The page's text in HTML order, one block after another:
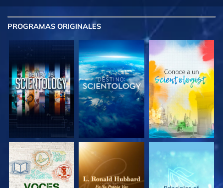
PROGRAMAS ORIGINALES
EXPLORA LAS
SERIES
EXPLORA LAS
SERIES
EXPLORA LAS
SERIES